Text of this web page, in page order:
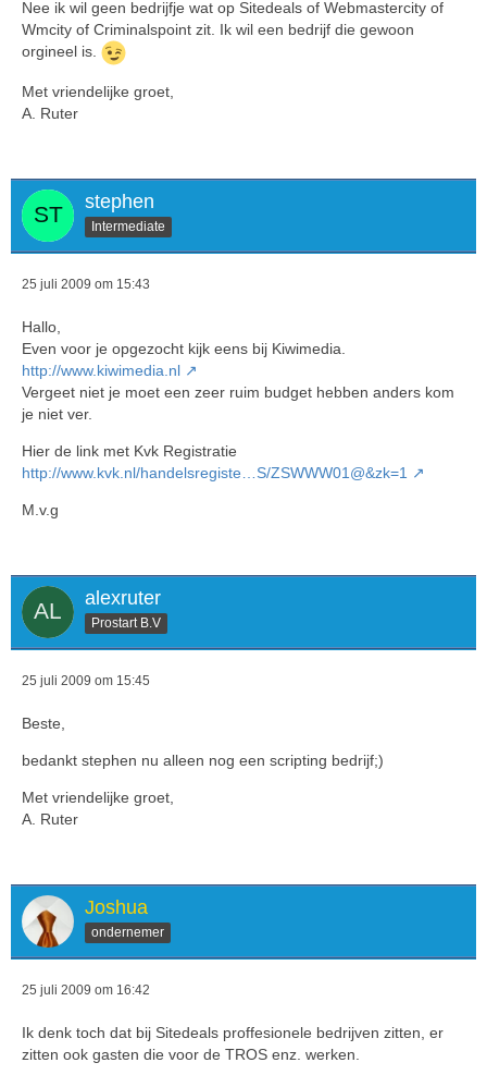
Nee ik wil geen bedrijfje wat op Sitedeals of Webmastercity of
Wmcity of Criminalspoint zit. Ik wil een bedrijf die gewoon
orgineel is.
Met vriendelijke groet,
A. Ruter
stephen
Intermediate
25 juli 2009 om 15:43
Hallo,
Even voor je opgezocht kijk eens bij Kiwimedia.
http://www.kiwimedia.nl
Vergeet niet je moet een zeer ruim budget hebben anders kom
je niet ver.
Hier de link met Kvk Registratie
http://www.kvk.nl/handelsregiste…S/ZSWWW01@&zk=1
M.v.g
alexruter
Prostart B.V
25 juli 2009 om 15:45
Beste,
bedankt stephen nu alleen nog een scripting bedrijf;)
Met vriendelijke groet,
A. Ruter
Joshua
ondernemer
25 juli 2009 om 16:42
Ik denk toch dat bij Sitedeals proffesionele bedrijven zitten, er
zitten ook gasten die voor de TROS enz. werken.